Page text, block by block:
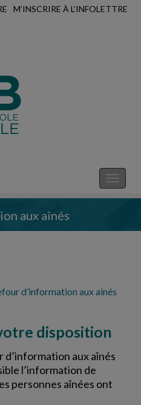
M’INSCRIRE À L’INFOLETTRE
aux aînés
d’information aux ainés
disposition
aux aînés
l’information de
personnes aînées ont